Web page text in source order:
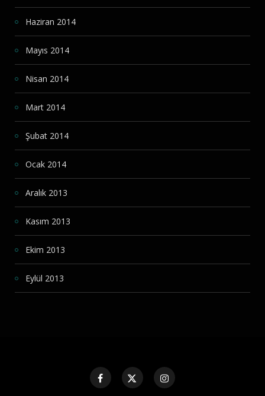
Haziran 2014
Mayıs 2014
Nisan 2014
Mart 2014
Şubat 2014
Ocak 2014
Aralık 2013
Kasım 2013
Ekim 2013
Eylül 2013